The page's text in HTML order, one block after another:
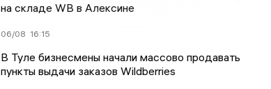
на складе WB в Алексине
06/08 16:15
В Туле бизнесмены начали массово продавать
пункты выдачи заказов Wildberries